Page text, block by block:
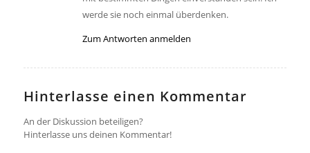
werde sie noch einmal überdenken.
Zum Antworten anmelden
Hinterlasse einen Kommentar
An der Diskussion beteiligen?
Hinterlasse uns deinen Kommentar!